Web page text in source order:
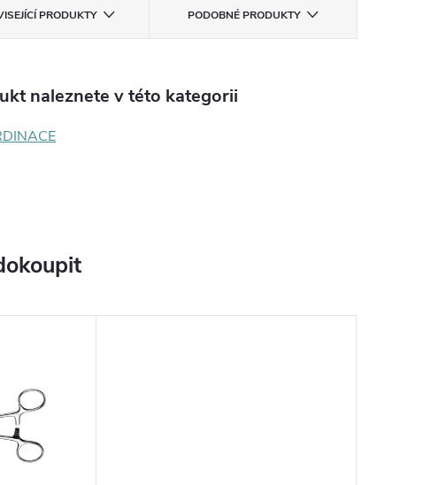
PRODUKTY PODOBNÉ PRODUKTY
naleznete v této kategorii